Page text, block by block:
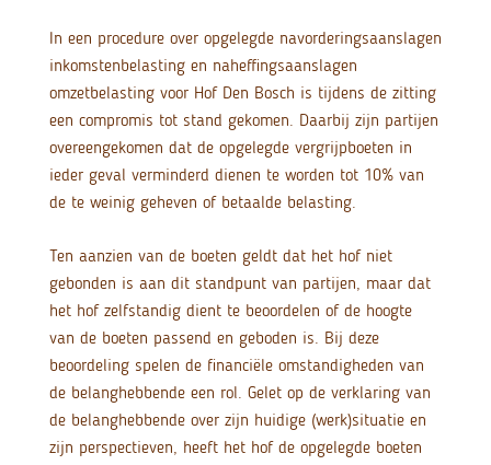
In een procedure over opgelegde navorderingsaanslagen
inkomstenbelasting en naheffingsaanslagen
omzetbelasting voor Hof Den Bosch is tijdens de zitting
een compromis tot stand gekomen. Daarbij zijn partijen
overeengekomen dat de opgelegde vergrijpboeten in
ieder geval verminderd dienen te worden tot 10% van
de te weinig geheven of betaalde belasting.
Ten aanzien van de boeten geldt dat het hof niet
gebonden is aan dit standpunt van partijen, maar dat
het hof zelfstandig dient te beoordelen of de hoogte
van de boeten passend en geboden is. Bij deze
beoordeling spelen de financiële omstandigheden van
de belanghebbende een rol. Gelet op de verklaring van
de belanghebbende over zijn huidige (werk)situatie en
zijn perspectieven, heeft het hof de opgelegde boeten